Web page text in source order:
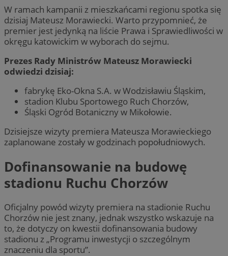
W ramach kampanii z mieszkańcami regionu spotka się
dzisiaj Mateusz Morawiecki. Warto przypomnieć, że
premier jest jedynką na liście Prawa i Sprawiedliwości w
okręgu katowickim w wyborach do sejmu.
Prezes Rady Ministrów Mateusz Morawiecki
odwiedzi dzisiaj:
fabrykę Eko-Okna S.A. w Wodzisławiu Śląskim,
stadion Klubu Sportowego Ruch Chorzów,
Śląski Ogród Botaniczny w Mikołowie.
Dzisiejsze wizyty premiera Mateusza Morawieckiego
zaplanowane zostały w godzinach popołudniowych.
Dofinansowanie na budowę
stadionu Ruchu Chorzów
Oficjalny powód wizyty premiera na stadionie Ruchu
Chorzów nie jest znany, jednak wszystko wskazuje na
to, że dotyczy on kwestii dofinansowania budowy
stadionu z „Programu inwestycji o szczególnym
znaczeniu dla sportu”.